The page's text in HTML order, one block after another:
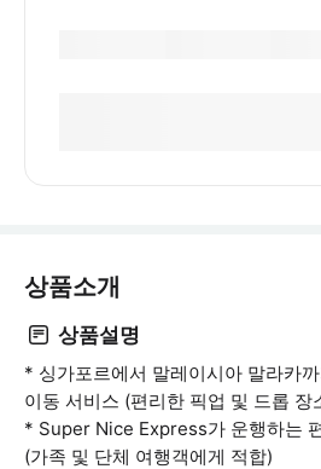
상품소개
상품설명
* 싱가포르에서 말레이시아 말라카
이동 서비스 (편리한 픽업 및 드롭 장
* Super Nice Express가 운행하는
(가족 및 단체 여행객에게 적합)